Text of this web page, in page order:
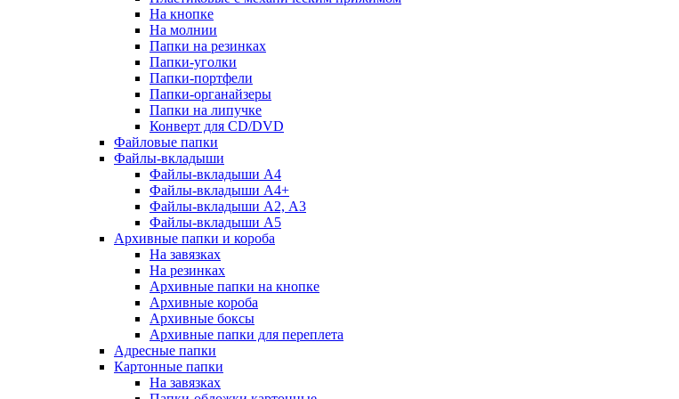
На кнопке
На молнии
Папки на резинках
Папки-уголки
Папки-портфели
Папки-органайзеры
Папки на липучке
Конверт для CD/DVD
Файловые папки
Файлы-вкладыши
Файлы-вкладыши А4
Файлы-вкладыши А4+
Файлы-вкладыши А2, А3
Файлы-вкладыши А5
Архивные папки и короба
На завязках
На резинках
Архивные папки на кнопке
Архивные короба
Архивные боксы
Архивные папки для переплета
Адресные папки
Картонные папки
На завязках